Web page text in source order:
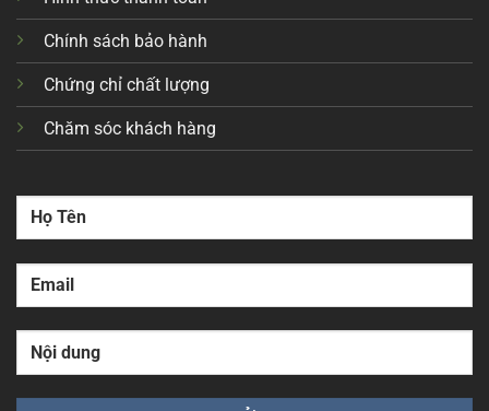
Chính sách bảo hành
Chứng chỉ chất lượng
Chăm sóc khách hàng